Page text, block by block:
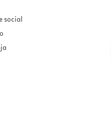
social